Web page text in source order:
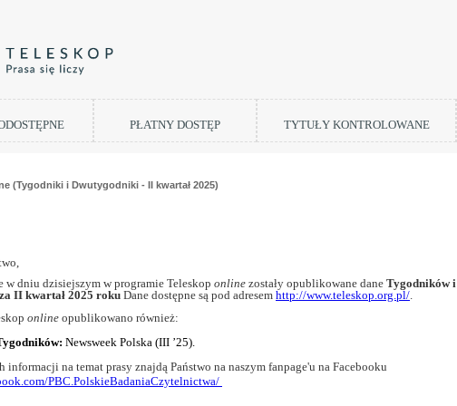
PŁATNY DOSTĘP TYTUŁY KONTROLOWANE
(Tygodniki i Dwutygodniki - II kwartał 2025)
Państwo,
dniu dzisiejszym w programie Teleskop online zostały opublikowane dane Tygodników i
II kwartał 2025 rokuDane dostępne są pod adresem http://www.teleskop.org.pl/.
online opublikowano również:
Newsweek Polska (III ’25).
informacji na temat prasy znajdą Państwo na naszym fanpage'u na Facebooku
PBC.PolskieBadaniaCzytelnictwa/